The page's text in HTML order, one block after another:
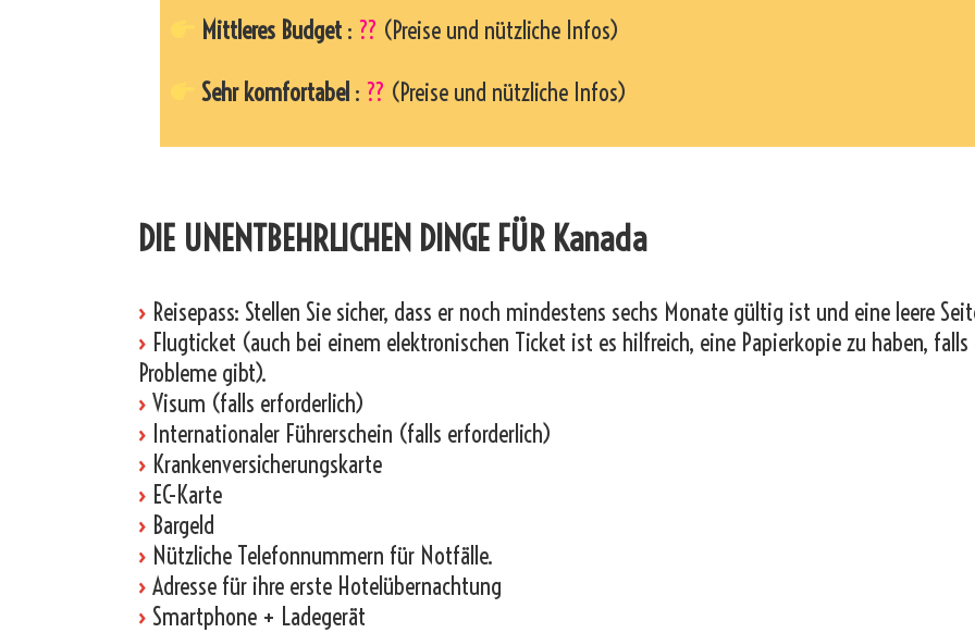
Mittleres Budget : ?? (Preise und nützliche Infos)
Sehr komfortabel : ?? (Preise und nützliche Infos)
DIE UNENTBEHRLICHEN DINGE FÜR Kanada
› Reisepass: Stellen Sie sicher, dass er noch mindestens sechs Monate gültig ist und eine leere
› Flugticket (auch bei einem elektronischen Ticket ist es hilfreich, eine Papierkopie zu haben, falls
Probleme gibt).
› Visum (falls erforderlich)
› Internationaler Führerschein (falls erforderlich)
› Krankenversicherungskarte
› EC-Karte
› Bargeld
› Nützliche Telefonnummern für Notfälle.
› Adresse für ihre erste Hotelübernachtung
› Smartphone + Ladegerät